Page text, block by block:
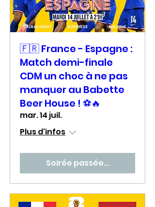
🇫🇷 France - Espagne :
Match demi-finale
CDM un choc à ne pas
manquer au Babette
Beer House ! ⚽🔥
mar. 14 juil.
Plus d'infos
Soirée passée...